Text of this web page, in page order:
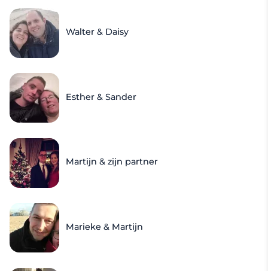
Walter & Daisy
Esther & Sander
Martijn & zijn partner
Marieke & Martijn